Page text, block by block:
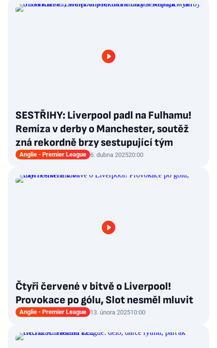
SESTŘIHY: Liverpool padl na Fulhamu!
Remíza v derby o Manchester, soutěž
zná rekordně brzy sestupující tým
Anglie - Premier League 6. dubna 202520:00
Čtyři červené v bitvě o Liverpool!
Provokace po gólu, Slot nesměl mluvit
Anglie - Premier League 13. února 202510:00